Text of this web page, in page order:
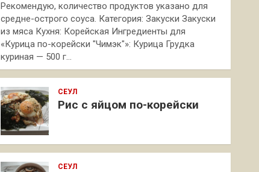
Рекомендую, количество продуктов указано для
средне-острого соуса. Категория: Закуски Закуски
из мяса Кухня: Корейская Ингредиенты для
«Курица по-корейски "Чимэк"»: Курица Грудка
куриная — 500 г…
СЕУЛ
Рис с яйцом по-корейски
СЕУЛ